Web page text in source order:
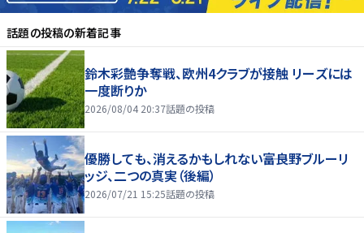
話題の投稿の新着記事
鈴木彩艶争奪戦、欧州4クラブが接触 リーズには
一度断りか
2026/08/04 20:37話題の投稿
優勝しても、消えるかもしれない――富良野ブルーリ
ッジ、二つの真実（後編）
2026/07/21 15:25話題の投稿